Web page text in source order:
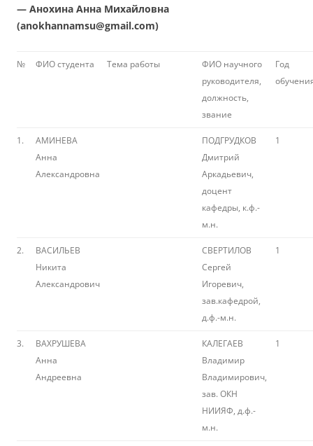
— Анохина Анна Михайловна
(anokhannamsu@gmail.com)
№ ФИО студента Тема работы
ФИО научного
руководителя,
должность,
звание
Год
1.
АМИНЕВА
Анна
Александровна
ПОДГРУДКОВ
Дмитрий
Аркадьевич,
доцент
кафедры, к.ф.-
м.н.
1
2.
ВАСИЛЬЕВ
Никита
Александрович
СВЕРТИЛОВ
Сергей
Игоревич,
зав.кафедрой,
д.ф.-м.н.
1
3.
ВАХРУШЕВА
Анна
Андреевна
КАЛЕГАЕВ
Владимир
Владимирович,
зав. ОКН
НИИЯФ, д.ф.-
м.н.
1